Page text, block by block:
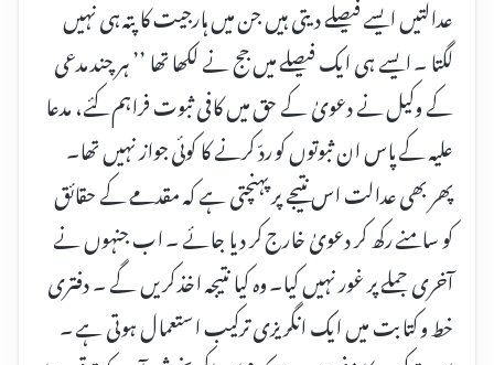
عدالتیں ایسے فیصلے دیتی ہیں جن میں ہارجیت کا پتہ ہی نہیں
لگتا ۔ ایسے ہی ایک فیصلے میں جج نے لکھا تھا ’’ ہر چند مدعی
کے وکیل نے دعویٰ کے حق میں کافی ثبوت فراہم کئے، مدعا
علیہ کے پاس ان ثبوتوں کو ردّ کرنے کا کوئی جواز نہیں تھا۔
پھر بھی عدالت اس نتیجے پر پہنچتی ہے کہ مقدمے کے حقائق
کو سامنے رکھ کر دعویٰ خارج کر دیا جائے ۔ اب جنہوں نے
آخری جملے پر غور نہیں کیا۔ وہ کیا نتیجہ اخذ کریں گے ۔ دفتری
خط و کتابت میں ایک انگریزی ترکیب استعمال ہوتی ہے ۔